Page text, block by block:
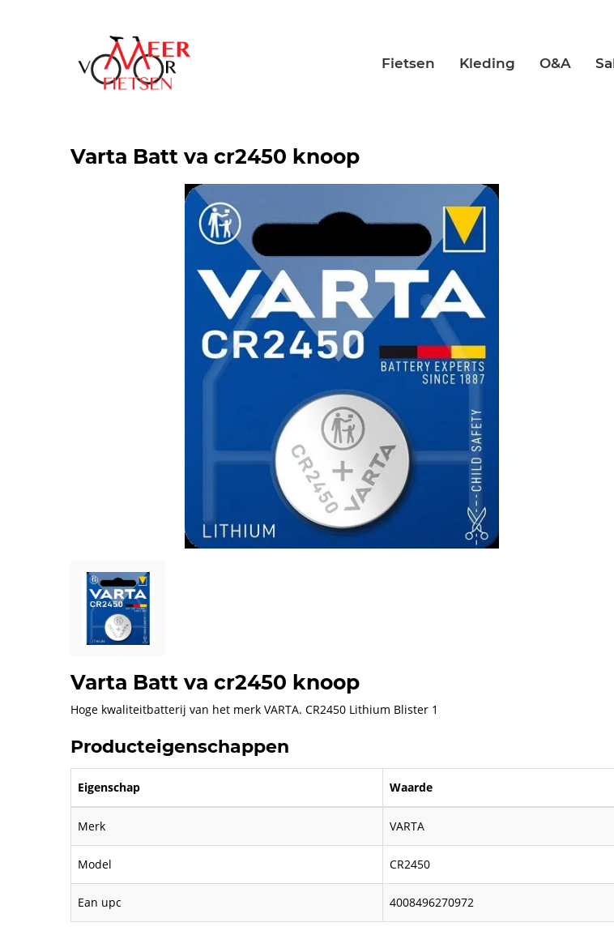
Fietsen Kleding O&A
Varta Batt va cr2450 knoop
Varta Batt va cr2450 knoop
Hoge kwaliteitbatterij van het merk VARTA. CR2450 Lithium Blister 1
Producteigenschappen
Eigenschap Waarde
Merk VARTA
Model CR2450
Ean upc 4008496270972